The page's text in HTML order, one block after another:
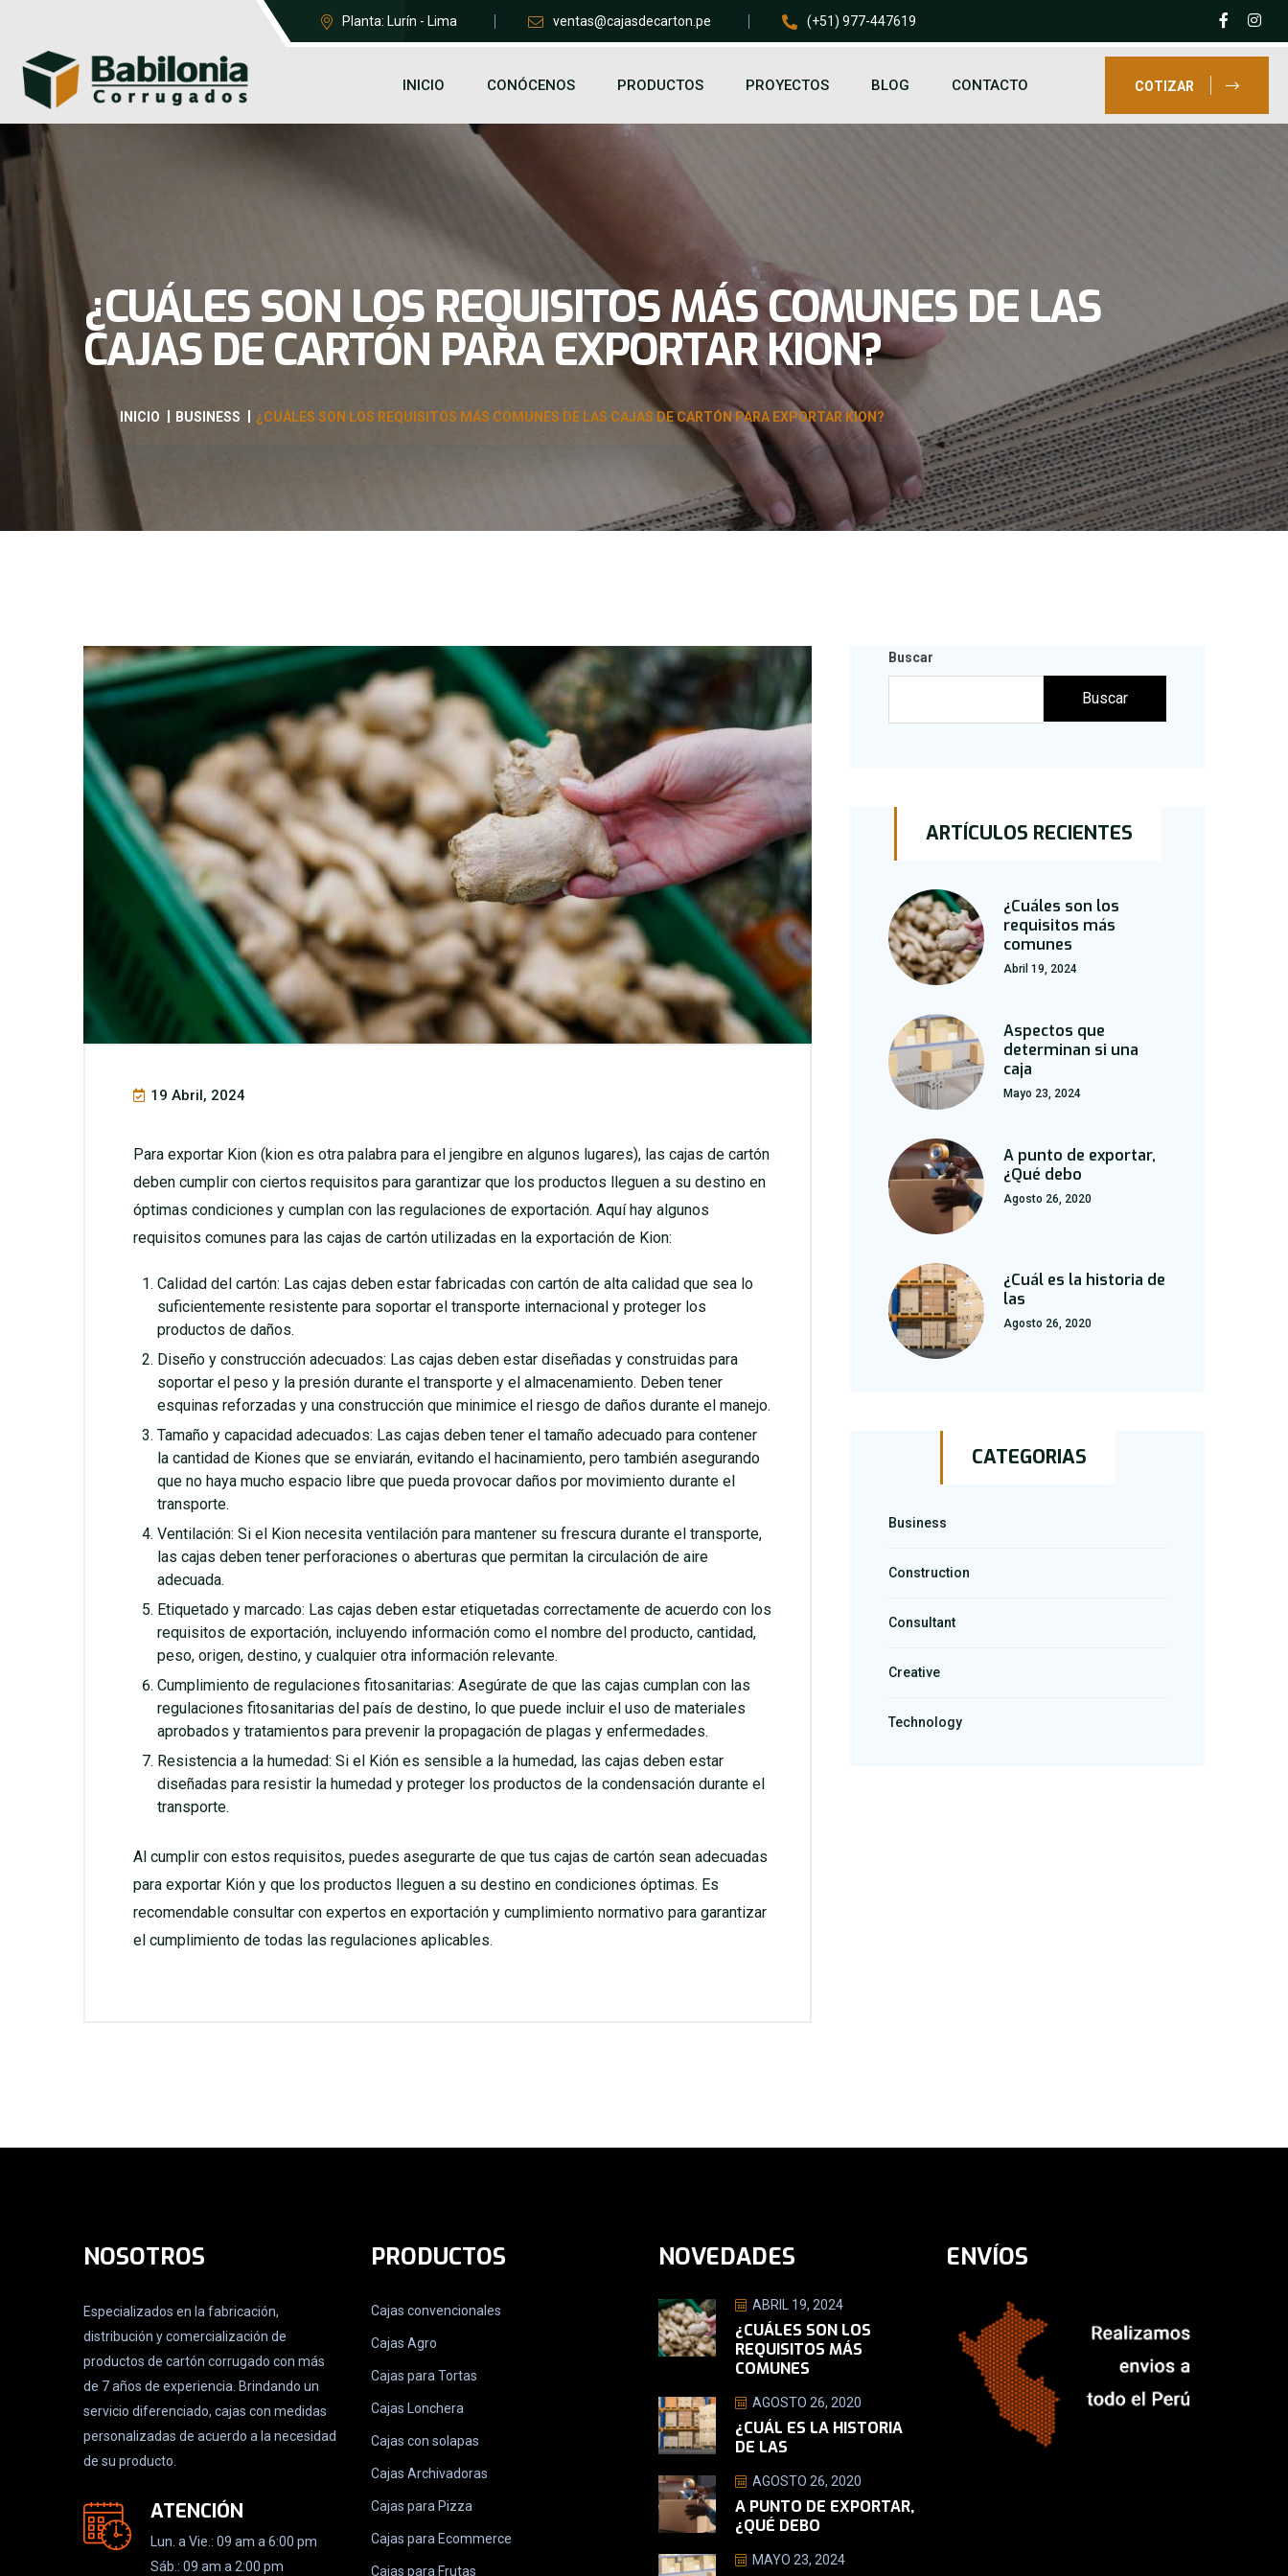
Planta: Lurín - Lima ventas@cajasdecarton.pe (+51) 977-447619
COTIZAR
INICIO CONÓCENOS PRODUCTOS PROYECTOS BLOG CONTACTO
¿CUÁLES SON LOS REQUISITOS MÁS COMUNES DE LAS
CAJAS DE CARTÓN PARA EXPORTAR KION?
INICIO BUSINESS ¿CUÁLES SON LOS REQUISITOS MÁS COMUNES DE LAS CAJAS DE CARTÓN PARA EXPORTAR KION?
19 Abril, 2024
Para exportar Kion (kion es otra palabra para el jengibre en algunos lugares), las cajas de cartón
deben cumplir con ciertos requisitos para garantizar que los productos lleguen a su destino en
óptimas condiciones y cumplan con las regulaciones de exportación. Aquí hay algunos
requisitos comunes para las cajas de cartón utilizadas en la exportación de Kion:
Calidad del cartón: Las cajas deben estar fabricadas con cartón de alta calidad que sea lo
suficientemente resistente para soportar el transporte internacional y proteger los
productos de daños.
Diseño y construcción adecuados: Las cajas deben estar diseñadas y construidas para
soportar el peso y la presión durante el transporte y el almacenamiento. Deben tener
esquinas reforzadas y una construcción que minimice el riesgo de daños durante el manejo.
Tamaño y capacidad adecuados: Las cajas deben tener el tamaño adecuado para contener
la cantidad de Kiones que se enviarán, evitando el hacinamiento, pero también asegurando
que no haya mucho espacio libre que pueda provocar daños por movimiento durante el
transporte.
Ventilación: Si el Kion necesita ventilación para mantener su frescura durante el transporte,
las cajas deben tener perforaciones o aberturas que permitan la circulación de aire
adecuada.
Etiquetado y marcado: Las cajas deben estar etiquetadas correctamente de acuerdo con los
requisitos de exportación, incluyendo información como el nombre del producto, cantidad,
peso, origen, destino, y cualquier otra información relevante.
Cumplimiento de regulaciones fitosanitarias: Asegúrate de que las cajas cumplan con las
regulaciones fitosanitarias del país de destino, lo que puede incluir el uso de materiales
aprobados y tratamientos para prevenir la propagación de plagas y enfermedades.
Resistencia a la humedad: Si el Kión es sensible a la humedad, las cajas deben estar
diseñadas para resistir la humedad y proteger los productos de la condensación durante el
transporte.
Al cumplir con estos requisitos, puedes asegurarte de que tus cajas de cartón sean adecuadas
para exportar Kión y que los productos lleguen a su destino en condiciones óptimas. Es
recomendable consultar con expertos en exportación y cumplimiento normativo para garantizar
el cumplimiento de todas las regulaciones aplicables.
Buscar
Buscar
ARTÍCULOS RECIENTES
¿Cuáles son los
requisitos más
comunes
Abril 19, 2024
Aspectos que
determinan si una
caja
Mayo 23, 2024
A punto de exportar,
¿Qué debo
Agosto 26, 2020
¿Cuál es la historia de
las
Agosto 26, 2020
CATEGORIAS
Business
Construction
Consultant
Creative
Technology
NOSOTROS
Especializados en la fabricación,
distribución y comercialización de
productos de cartón corrugado con más
de 7 años de experiencia. Brindando un
servicio diferenciado, cajas con medidas
personalizadas de acuerdo a la necesidad
de su producto.
ATENCIÓN
Lun. a Vie.: 09 am a 6:00 pm
Sáb.: 09 am a 2:00 pm
PRODUCTOS
Cajas convencionales
Cajas Agro
Cajas para Tortas
Cajas Lonchera
Cajas con solapas
Cajas Archivadoras
Cajas para Pizza
Cajas para Ecommerce
Cajas para Frutas
NOVEDADES
ABRIL 19, 2024
¿CUÁLES SON LOS
REQUISITOS MÁS
COMUNES
AGOSTO 26, 2020
¿CUÁL ES LA HISTORIA
DE LAS
AGOSTO 26, 2020
A PUNTO DE EXPORTAR,
¿QUÉ DEBO
MAYO 23, 2024
ENVÍOS